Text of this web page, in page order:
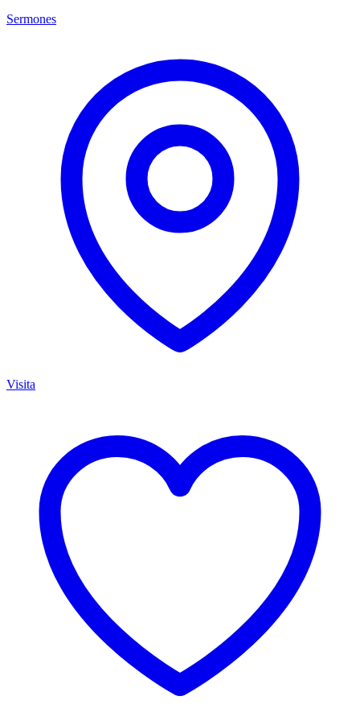
Sermones
Visita